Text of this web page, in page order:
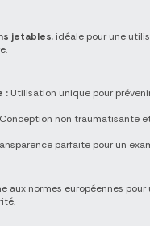
jetables, idéale pour une
: Utilisation unique pour
Conception non traumatisante
parfaite pour un
aux normes européennes pour